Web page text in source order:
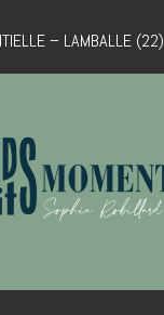
– LAMBALLE (22)